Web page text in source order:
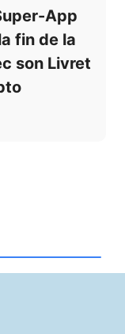
App
fin de la
son Livret